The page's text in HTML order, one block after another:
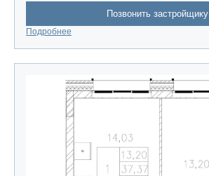
Позвонить застройщику
Подробнее